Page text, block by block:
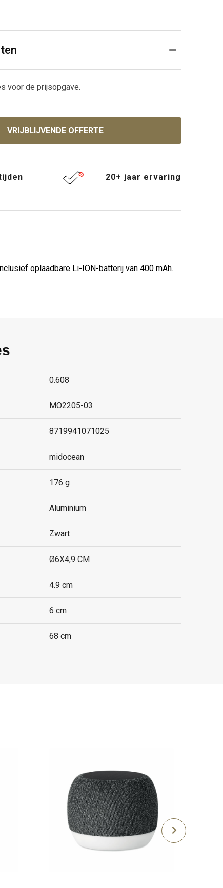
voor de prijsopgave.
VRIJBLIJVENDE OFFERTE
20+ jaar ervaring
oplaadbare Li-ION-batterij van 400 mAh.
0.608
MO2205-03
8719941071025
midocean
176 g
Aluminium
Zwart
Ø6X4,9 CM
4.9 cm
6 cm
68 cm